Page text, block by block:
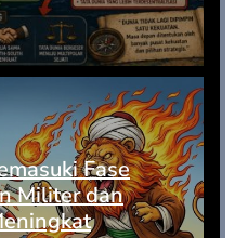
Fase
Militer dan